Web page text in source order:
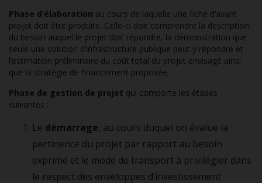
Phase d’élaboration au cours de laquelle une fiche d’avant-
projet doit être produite. Celle-ci doit comprendre la description
du besoin auquel le projet doit répondre, la démonstration que
seule une solution d’infrastructure publique peut y répondre et
l’estimation préliminaire du coût total du projet envisagé ainsi
que la stratégie de financement proposée;
Phase de gestion de projet qui comporte les étapes
suivantes :
Le démarrage, au cours duquel on évalue la
pertinence du projet par rapport au besoin
exprimé et le mode de transport à privilégier dans
le respect des enveloppes d’investissement